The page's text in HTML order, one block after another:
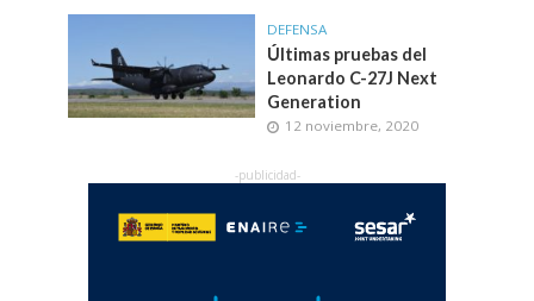
DEFENSA
Últimas pruebas del
Leonardo C-27J Next
Generation
12 noviembre, 2020